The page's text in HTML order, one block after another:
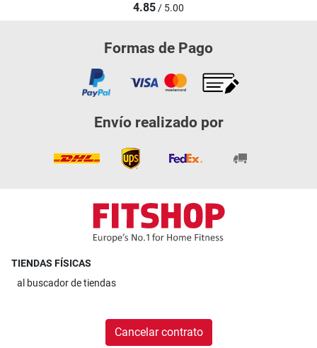
4.85/ 5.00
Formas de Pago
Envío realizado por
TIENDAS FÍSICAS
al buscador de tiendas
Cancelar contrato